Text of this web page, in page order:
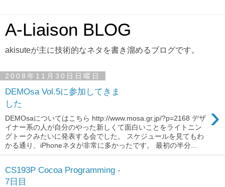
A-Liaison BLOG
akisuteが主に技術的なネタを書き溜めるブログです。
2008年11月30日日曜日
DEMOsa Vol.5に参加してきま
した
›
DEMOsaについてはこちら http://www.mosa.gr.jp/?p=2168 デザ
イナー系の人が自分のやった新しくて面白いことをライトニン
グトークみたいに発表する会でした。 スケジュールを見てもわ
かる通り、iPhoneネタが非常に多かったです。 最初の半分...
CS193P Cocoa Programming -
7日目